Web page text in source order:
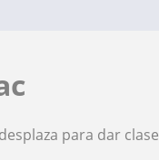
para dar clase